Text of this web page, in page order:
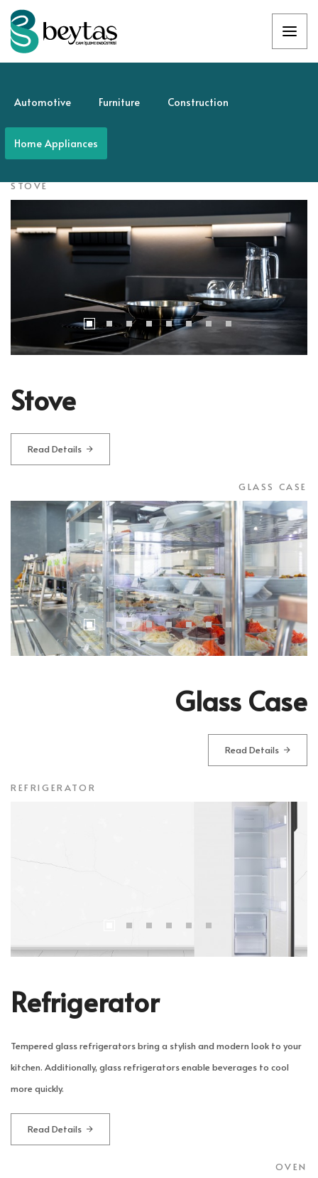
Automotive Furniture Construction
Home Appliances
STOVE
Stove
Read Details
GLASS CASE
Glass Case
Read Details
REFRIGERATOR
Refrigerator
Tempered glass refrigerators bring a stylish and modern look to your
kitchen. Additionally, glass refrigerators enable beverages to cool
more quickly.
Read Details
OVEN